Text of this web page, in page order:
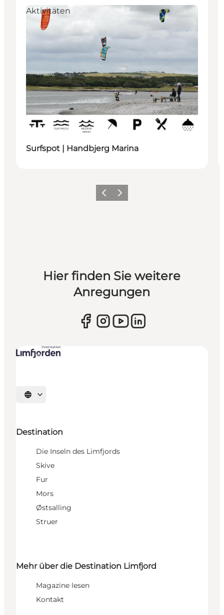
Aktivitäten
Surfspot | Handbjerg Marina
Vorherige Folie
Nächste Folie
Hier finden Sie weitere
Anregungen
Sprache auswählen
Destination
Die Inseln des Limfjords
Skive
Fur
Mors
Østsalling
Struer
Mehr über die Destination Limfjord
Magazine lesen
Kontakt